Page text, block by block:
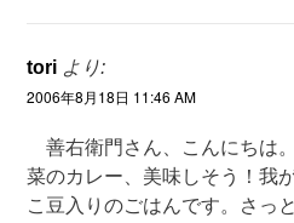
tori より:
2006年8月18日 11:46 AM
善右衛門さん、こんにちは
菜のカレー、美味しそう！我
こ豆入りのごはんです。さっ